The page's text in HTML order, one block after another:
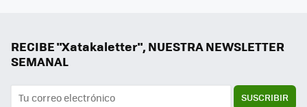
RECIBE "Xatakaletter", NUESTRA NEWSLETTER
SEMANAL
SUSCRIBIR